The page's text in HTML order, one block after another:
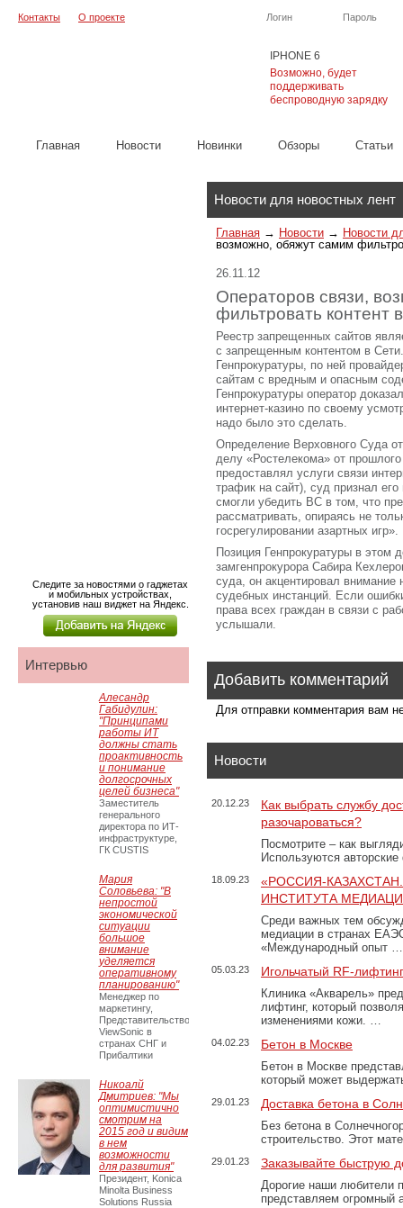
IPHONE 6
Возможно, будет
поддерживать
беспроводную зарядку
Логин Пароль
Контакты О проекте
Главная Новости Новинки Обзоры Cтатьи
Новости для новостных лент
Главная → Новости → Новости
возможно, обяжут самим
26.11.12
Операторов связи,
фильтровать контент
Реестр запрещенных сайтов
с запрещенным контентом в
Генпрокуратуры, по ней
сайтам с вредным и опасным
Генпрокуратуры оператор
интернет-казино по своему
надо было это сделать.
Определение Верховного Суда
делу «Ростелекома» от
предоставлял услуги связи
трафик на сайт), суд признал
смогли убедить ВС в том, что
рассматривать, опираясь не
госрегулировании азартных игр».
Позиция Генпрокуратуры в этом
замгенпрокурора Сабира
суда, он акцентировал
судебных инстанций. Если
права всех граждан в связи с
услышали.
Добавить комментарий
Для отправки комментария вам
Новости
20.12.23
Как выбрать службу
разочароваться?
Посмотрите – как
Используются
18.09.23
«РОССИЯ-
ИНСТИТУТА
Среди важных тем
медиации в странах
«Международный опыт …
05.03.23 Игольчатый RF-
Клиника «Акварель»
лифтинг, который
изменениями кожи. …
04.02.23 Бетон в Москве
Бетон в Москве
который может
29.01.23 Доставка бетона в
Без бетона в
строительство. Этот
29.01.23 Заказывайте быструю
Дорогие наши любители
представляем огромный
Следите за новостями о гаджетах
и мобильных устройствах,
установив наш виджет на Яндекс.
Интервью
Алесандр
Габидулин:
"Принципами
работы ИТ
должны стать
проактивность
и понимание
долгосрочных
целей бизнеса"
Заместитель
генерального
директора по ИТ-
инфраструктуре,
ГК CUSTIS
Мария
Соловьева: "В
непростой
экономической
ситуации
большое
внимание
уделяется
оперативному
планированию"
Менеджер по
маркетингу,
Представительство
ViewSonic в
странах СНГ и
Прибалтики
Никоалй
Дмитриев: "Мы
оптимистично
смотрим на
2015 год и видим
в нем
возможности
для развития"
Президент, Konica
Minolta Business
Solutions Russia